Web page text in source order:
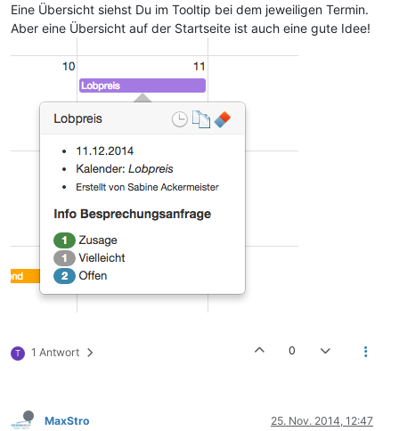
Eine Übersicht siehst Du im Tooltip bei dem jeweiligen Termin.
Aber eine Übersicht auf der Startseite ist auch eine gute Idee!
T 1 Antwort 0
MaxStro 25. Nov. 2014, 12:47